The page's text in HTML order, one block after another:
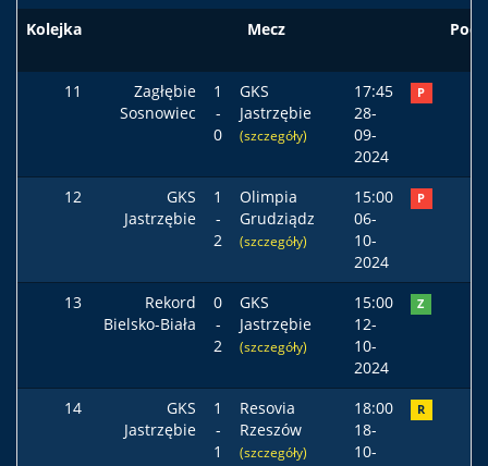
Kolejka Mecz
11
Zagłębie
Sosnowiec
1
-
0
GKS
Jastrzębie
(szczegóły)
17:45
28-
09-
2024
P
12
GKS
Jastrzębie
1
-
2
Olimpia
Grudziądz
(szczegóły)
15:00
06-
10-
2024
P
13
Rekord
Bielsko-Biała
0
-
2
GKS
Jastrzębie
(szczegóły)
15:00
12-
10-
2024
Z
14
GKS
Jastrzębie
1
-
1
Resovia
Rzeszów
(szczegóły)
18:00
18-
10-
R